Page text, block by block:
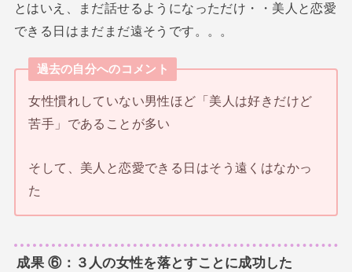
とはいえ、まだ話せるようになっただけ・・美人と恋愛
できる日はまだまだ遠そうです。。。
過去の自分へのコメント
女性慣れしていない男性ほど「美人は好きだけど
苦手」であることが多い
そして、美人と恋愛できる日はそう遠くはなかっ
た
成果 ⑥：３人の女性を落とすことに成功した